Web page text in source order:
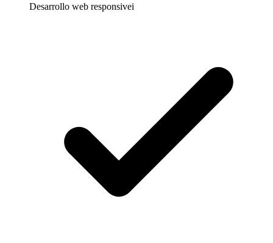
Desarrollo web responsivei